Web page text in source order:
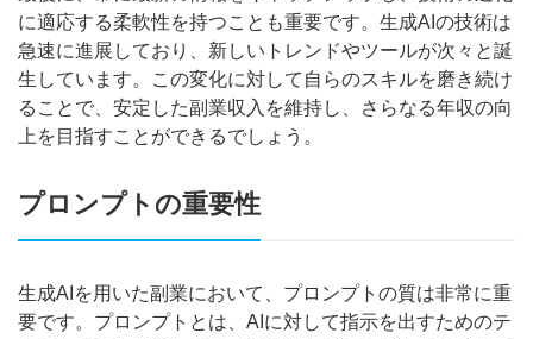
に適応する柔軟性を持つことも重要です。生成AIの技術は
急速に進展しており、新しいトレンドやツールが次々と誕
生しています。この変化に対して自らのスキルを磨き続け
ることで、安定した副業収入を維持し、さらなる年収の向
上を目指すことができるでしょう。
プロンプトの重要性
生成AIを用いた副業において、プロンプトの質は非常に重
要です。プロンプトとは、AIに対して指示を出すためのテ